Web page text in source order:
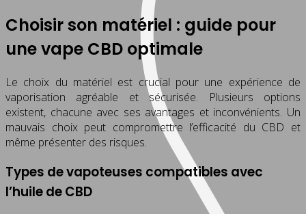
Choisir son matériel : guide pour
une vape CBD optimale
Le choix du matériel est crucial pour une expérience de
vaporisation agréable et sécurisée. Plusieurs options
existent, chacune avec ses avantages et inconvénients. Un
mauvais choix peut compromettre l’efficacité du CBD et
même présenter des risques.
Types de vapoteuses compatibles avec
l’huile de CBD